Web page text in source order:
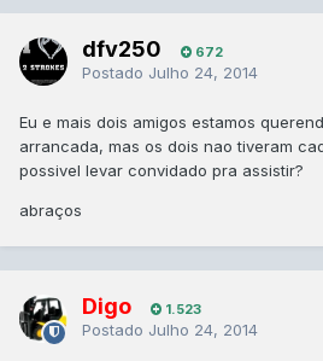
dfv250 672
Postado Julho 24, 2014
Eu e mais dois amigos estamos
arrancada, mas os dois nao tiveram
possivel levar convidado pra assistir?
abraços
Digo 1.523
Postado Julho 24, 2014